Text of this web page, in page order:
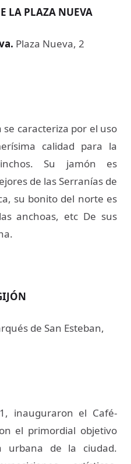
LA PLAZA NUEVA
. Plaza Nueva, 2
se caracteriza por el uso
calidad para la
Su jamón es
de las Serranías de
su bonito del norte es
anchoas, etc De sus
de San Esteban,
inauguraron el Café-
el primordial objetivo
urbana de la ciudad.